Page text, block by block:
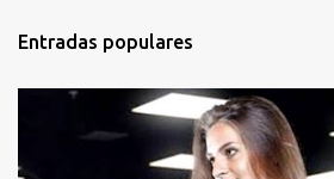
Entradas populares